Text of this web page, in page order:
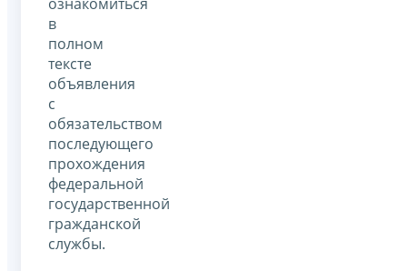
в
полном
тексте
объявления
с
обязательством
последующего
прохождения
федеральной
государственной
гражданской
службы.